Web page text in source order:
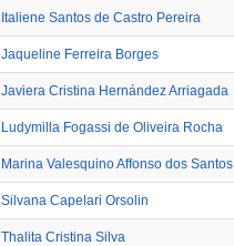
Italiene Santos de Castro Pereira
Jaqueline Ferreira Borges
Javiera Cristina Hernández Arriagada
Ludymilla Fogassi de Oliveira Rocha
Marina Valesquino Affonso dos Santos
Silvana Capelari Orsolin
Thalita Cristina Silva